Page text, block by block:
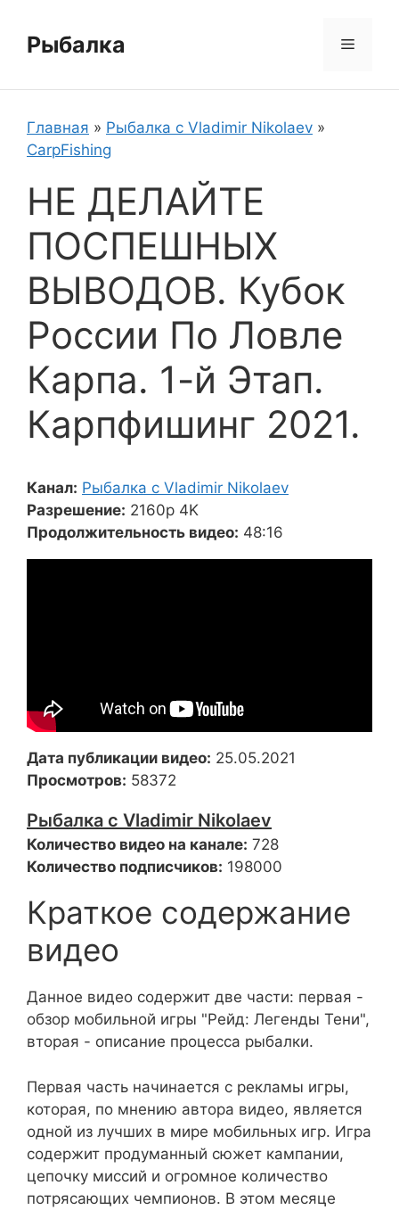
содержимому
Рыбалка Меню
Главная » Рыбалка с Vladimir Nikolaev »
CarpFishing
НЕ ДЕЛАЙТЕ
ПОСПЕШНЫХ
ВЫВОДОВ. Кубок
России По Ловле
Карпа. 1-й Этап.
Карпфишинг 2021.
Канал: Рыбалка с Vladimir Nikolaev
Разрешение: 2160p 4K
Продолжительность видео: 48:16
Дата публикации видео: 25.05.2021
Просмотров: 58372
Рыбалка с Vladimir Nikolaev
Количество видео на канале: 728
Количество подписчиков: 198000
Краткое содержание
видео
Данное видео содержит две части: первая -
обзор мобильной игры "Рейд: Легенды Тени",
вторая - описание процесса рыбалки.
Первая часть начинается с рекламы игры,
которая, по мнению автора видео, является
одной из лучших в мире мобильных игр. Игра
содержит продуманный сюжет кампании,
цепочку миссий и огромное количество
потрясающих чемпионов. В этом месяце